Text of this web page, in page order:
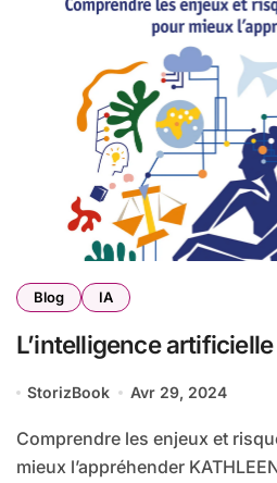
Blog IA
L’intelligence
StorizBook Avr 29, 2024
Comprendre les enjeux et risques éthiques de l’IA pour
mieux l’appréhender